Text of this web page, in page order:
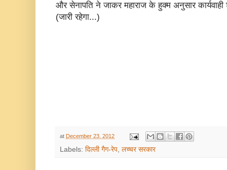
और सेनापति ने जाकर महाराज के हुक्म अनुसार
(जारी रहेगा...)
at December 23, 2012
Labels: दिल्ली गैग-रेप, लच्चर सरकार